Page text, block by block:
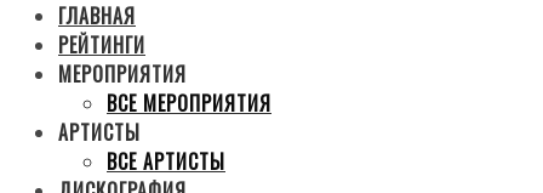
ГЛАВНАЯ
РЕЙТИНГИ
МЕРОПРИЯТИЯ
ВСЕ МЕРОПРИЯТИЯ
АРТИСТЫ
ВСЕ АРТИСТЫ